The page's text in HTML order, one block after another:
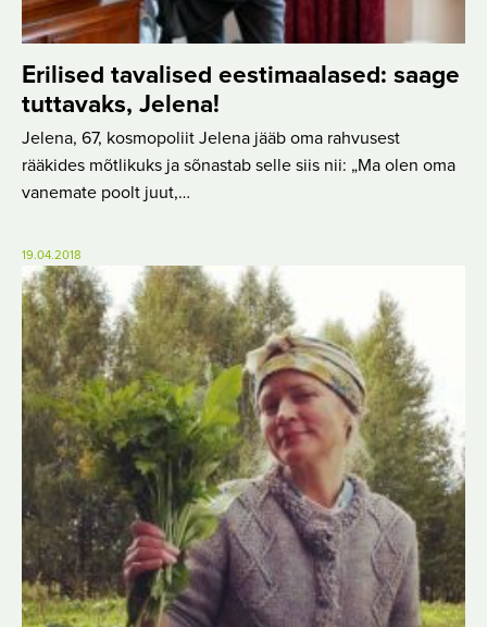
Erilised tavalised eestimaalased: saage
tuttavaks, Jelena!
Jelena, 67, kosmopoliit Jelena jääb oma rahvusest
rääkides mõtlikuks ja sõnastab selle siis nii: „Ma olen oma
vanemate poolt juut,…
19.04.2018